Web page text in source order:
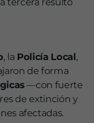
, la Policía Local,
de forma
—con fuerte
de extinción y
afectadas.